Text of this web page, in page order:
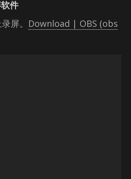
件
屏。 Download | OBS (obs